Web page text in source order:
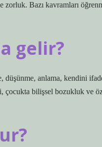
Bazı kavramları
gelir?
düşünme, anlama, kendini
çocukta bilişsel bozukluk ve